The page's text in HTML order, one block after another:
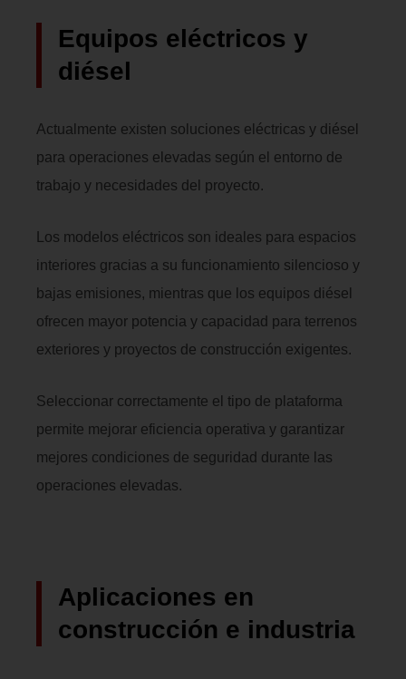
Equipos eléctricos y
diésel
Actualmente existen soluciones eléctricas y diésel
para operaciones elevadas según el entorno de
trabajo y necesidades del proyecto.
Los modelos eléctricos son ideales para espacios
interiores gracias a su funcionamiento silencioso y
bajas emisiones, mientras que los equipos diésel
ofrecen mayor potencia y capacidad para terrenos
exteriores y proyectos de construcción exigentes.
Seleccionar correctamente el tipo de plataforma
permite mejorar eficiencia operativa y garantizar
mejores condiciones de seguridad durante las
operaciones elevadas.
Aplicaciones en
construcción e industria